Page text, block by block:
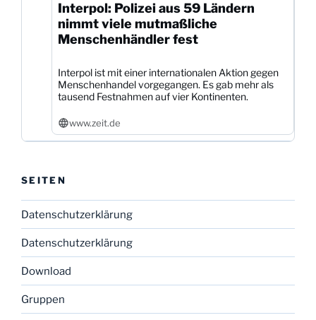
Interpol: Polizei aus 59 Ländern
nimmt viele mutmaßliche
Menschenhändler fest
Interpol ist mit einer internationalen Aktion gegen
Menschenhandel vorgegangen. Es gab mehr als
tausend Festnahmen auf vier Kontinenten.
www.zeit.de
SEITEN
Datenschutzerklärung
Datenschutzerklärung
Download
Gruppen